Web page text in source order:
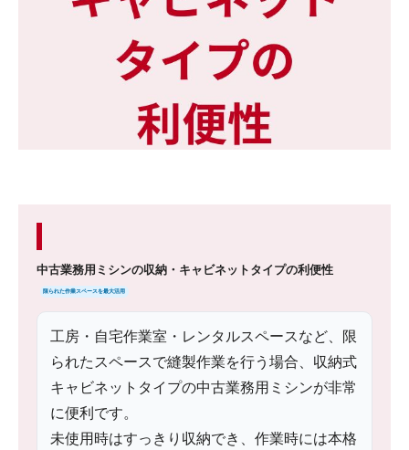
中古業務用ミシンの収納・キャビネットタイプの利便性
限られた作業スペースを最大活用
工房・自宅作業室・レンタルスペースなど、限
られたスペースで縫製作業を行う場合、収納式
キャビネットタイプの中古業務用ミシンが非常
に便利です。
未使用時はすっきり収納でき、作業時には本格